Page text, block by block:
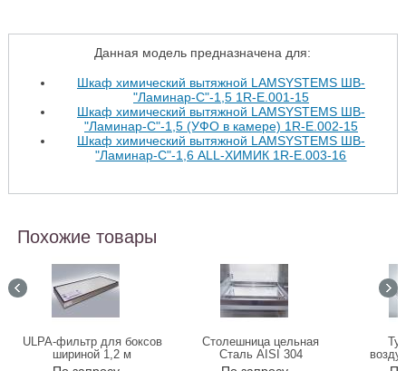
Данная модель предназначена для:
Шкаф химический вытяжной LAMSYSTEMS ШВ-
"Ламинар-С"-1,5 1R-E.001-15
Шкаф химический вытяжной LAMSYSTEMS ШВ-
"Ламинар-С"-1,5 (УФО в камере) 1R-E.002-15
Шкаф химический вытяжной LAMSYSTEMS ШВ-
"Ламинар-С"-1,6 ALL-ХИМИК 1R-E.003-16
Похожие товары
ULPA-фильтр для боксов
шириной 1,2 м
Столешница цельная
Сталь AISI 304